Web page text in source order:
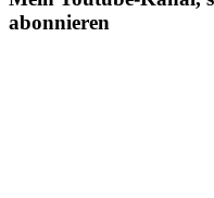
abonnieren